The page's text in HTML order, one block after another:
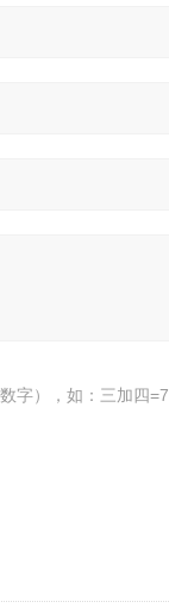
字），如：三加四=7